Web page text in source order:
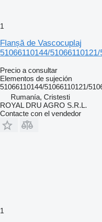
1
Flanșă de Vascocuplaj
51066110144/
Precio a consultar
Elementos de sujeción
51066110144/51066110121/
Rumanía, Cristesti
ROYAL DRU AGRO S.R.L.
Contacte con el vendedor
1